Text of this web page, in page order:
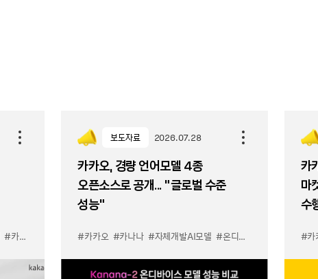
#카카오의약속과책임
보도자료 2026.07.28
카카오, 경량 언어모델 4종
오픈소스로 공개... “글로벌 수준
성능”
#카카오 #카나나 #자체개발AI모델 #온디바이스
카
마
수
#카